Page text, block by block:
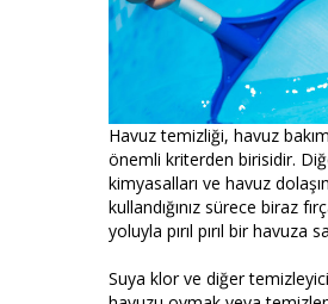
Havuz temizliği, havuz
önemli kriterden birisidir.
kimyasalları ve havuz
kullandığınız sürece biraz
yoluyla pırıl pırıl bir havuza
Suya klor ve diğer